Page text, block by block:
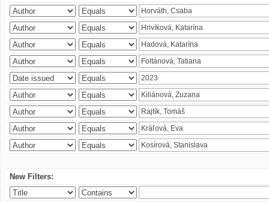
New Filters: